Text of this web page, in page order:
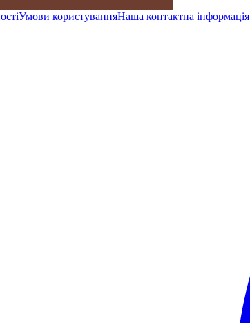
Умови користуванняНаша контактна інформація